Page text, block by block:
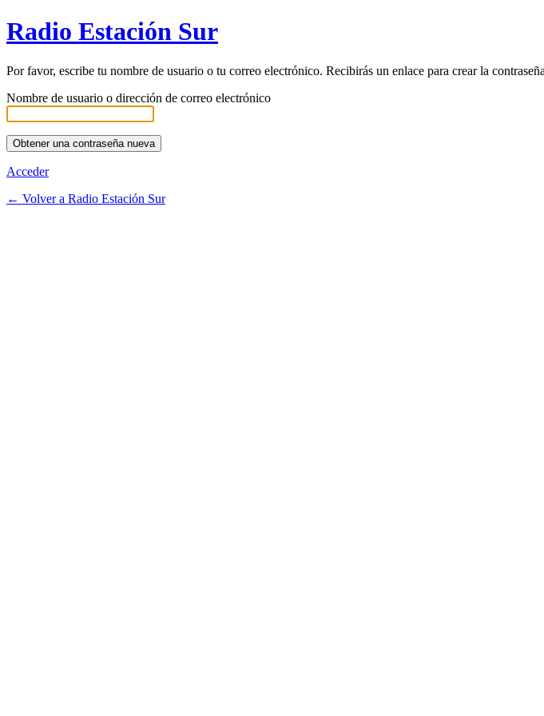
Radio Estación Sur
Por favor, escribe tu nombre de usuario o tu correo electrónico. Recibirás un enlace para crear la
Nombre de usuario o dirección de correo electrónico
Acceder
← Volver a Radio Estación Sur